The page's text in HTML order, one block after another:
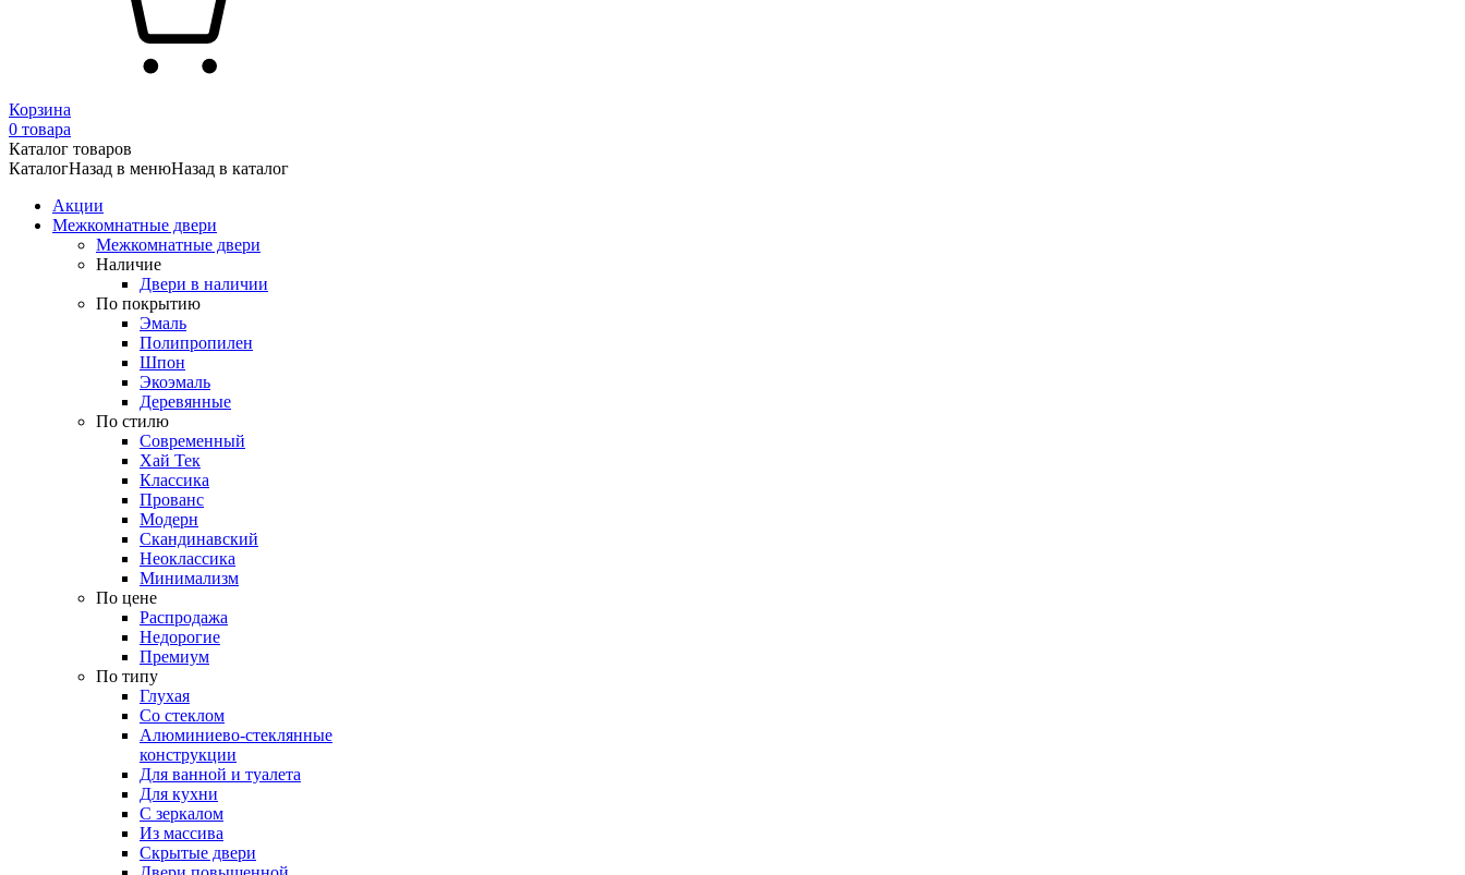
Корзина
0 товара
Каталог товаров
КаталогНазад в менюНазад в каталог
Акции
Межкомнатные двери
Межкомнатные двери
Наличие
Двери в наличии
По покрытию
Эмаль
Полипропилен
Шпон
Экоэмаль
Деревянные
По стилю
Современный
Хай Тек
Классика
Прованс
Модерн
Скандинавский
Неоклассика
Минимализм
По цене
Распродажа
Недорогие
Премиум
По типу
Глухая
Со стеклом
Алюминиево-стеклянные
конструкции
Для ванной и туалета
Для кухни
С зеркалом
Из массива
Скрытые двери